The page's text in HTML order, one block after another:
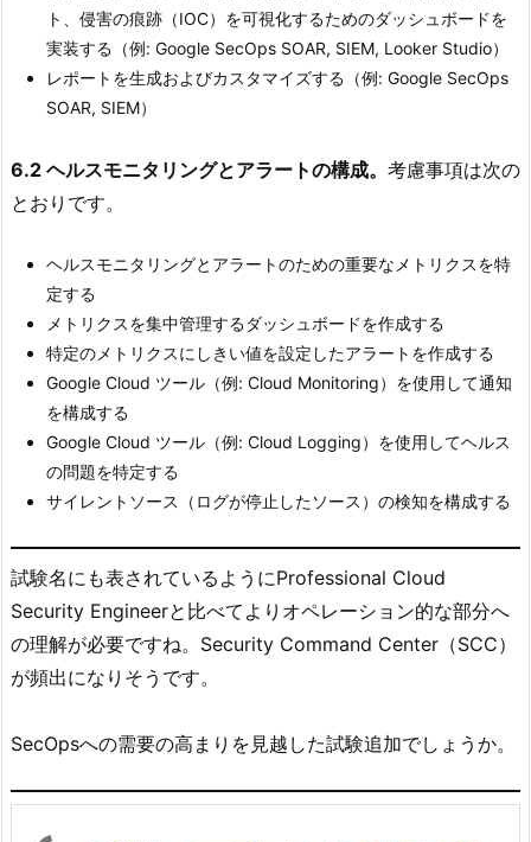
ト、侵害の痕跡（IOC）を可視化するためのダッシュボードを
実装する（例: Google SecOps SOAR, SIEM, Looker Studio）
レポートを生成およびカスタマイズする（例: Google SecOps
SOAR, SIEM）
6.2 ヘルスモニタリングとアラートの構成。 考慮事項は次の
とおりです。
ヘルスモニタリングとアラートのための重要なメトリクスを特
定する
メトリクスを集中管理するダッシュボードを作成する
特定のメトリクスにしきい値を設定したアラートを作成する
Google Cloud ツール（例: Cloud Monitoring）を使用して通知
を構成する
Google Cloud ツール（例: Cloud Logging）を使用してヘルス
の問題を特定する
サイレントソース（ログが停止したソース）の検知を構成する
試験名にも表されているようにProfessional Cloud
Security Engineerと比べてよりオペレーション的な部分へ
の理解が必要ですね。Security Command Center（SCC）
が頻出になりそうです。
SecOpsへの需要の高まりを見越した試験追加でしょうか。